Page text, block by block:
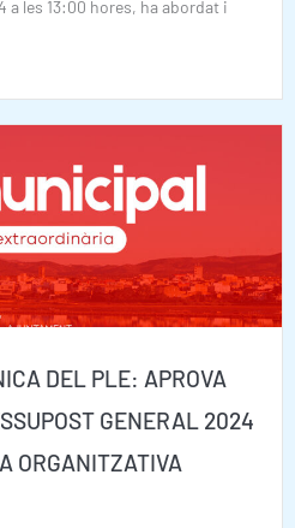
a les 13:00 hores, ha abordat i
DEL PLE: APROVA
GENERAL 2024
ORGANITZATIVA